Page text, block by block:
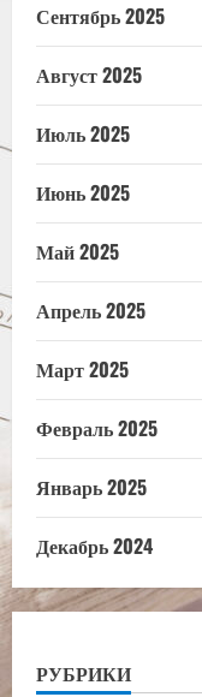
Сентябрь 2025
Август 2025
Июль 2025
Июнь 2025
Май 2025
Апрель 2025
Март 2025
Февраль 2025
Январь 2025
Декабрь 2024
РУБРИКИ